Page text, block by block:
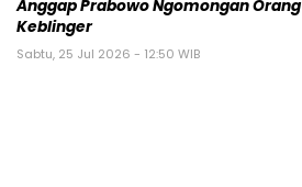
Anggap Prabowo Ngomongan Orang
Keblinger
Sabtu, 25 Jul 2026 - 12:50 WIB